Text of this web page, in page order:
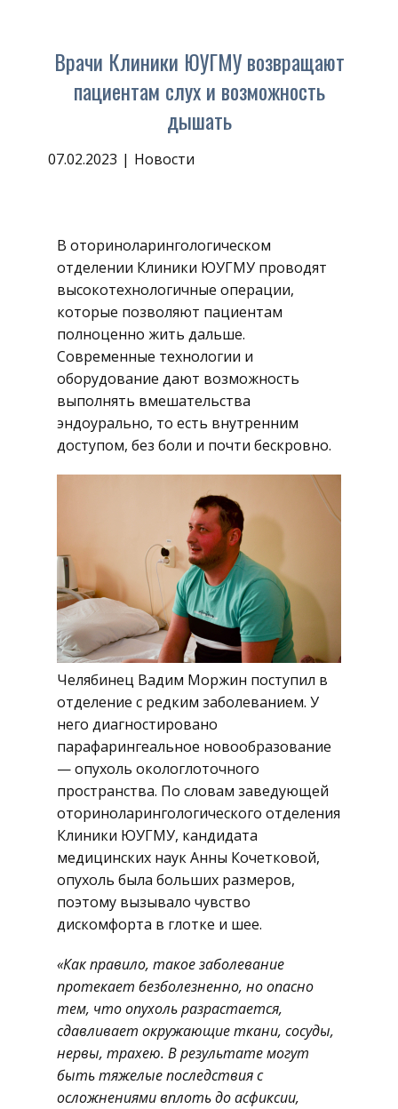
Врачи Клиники ЮУГМУ возвращают
пациентам слух и возможность
дышать
07.02.2023 Новости
В оториноларингологическом
отделении Клиники ЮУГМУ проводят
высокотехнологичные операции,
которые позволяют пациентам
полноценно жить дальше.
Современные технологии и
оборудование дают возможность
выполнять вмешательства
эндоурально, то есть внутренним
доступом, без боли и почти бескровно.
Челябинец Вадим Моржин поступил в
отделение с редким заболеванием. У
него диагностировано
парафарингеальное новообразование
— опухоль окологлоточного
пространства. По словам заведующей
оториноларингологического отделения
Клиники ЮУГМУ, кандидата
медицинских наук Анны Кочетковой,
опухоль была больших размеров,
поэтому вызывало чувство
дискомфорта в глотке и шее.
«Как правило, такое заболевание
протекает безболезненно, но опасно
тем, что опухоль разрастается,
сдавливает окружающие ткани, сосуды,
нервы, трахею. В результате могут
быть тяжелые последствия с
осложнениями вплоть до асфиксии,